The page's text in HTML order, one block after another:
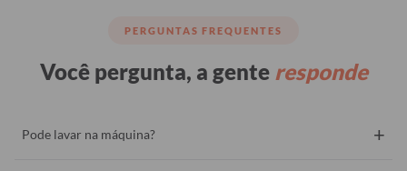
PERGUNTAS FREQUENTES
Você pergunta, a gente responde
Pode lavar na máquina? +